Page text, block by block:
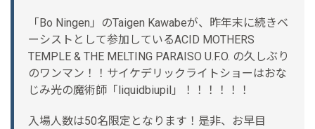
「Bo Ningen」のTaigen Kawabeが、昨年末に続きベ
ーシストとして参加しているACID MOTHERS
TEMPLE & THE MELTING PARAISO U.F.O. の久しぶり
のワンマン！！サイケデリックライトショーはおな
じみ光の魔術師「liquidbiupil」！！！！！！
入場人数は50名限定となります！是非、お早目